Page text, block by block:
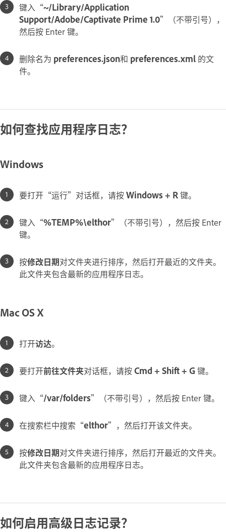
键入“~/Library/Application
Support/Adobe/Captivate Prime 1.0”（不带引号），
然后按 Enter 键。
删除名为 preferences.json和 preferences.xml 的文
件。
如何查找应用程序日志？
Windows
要打开“运行”对话框，请按Windows + R键。
键入“%TEMP%\elthor”（不带引号），然后按 Enter
键。
按修改日期对文件夹进行排序，然后打开最近的文件夹。
此文件夹包含最新的应用程序日志。
Mac OS X
打开访达。
要打开前往文件夹对话框，请按Cmd + Shift + G 键。
键入“/var/folders”（不带引号），然后按 Enter 键。
在搜索栏中搜索“elthor”，然后打开该文件夹。
按修改日期对文件夹进行排序，然后打开最近的文件夹。
此文件夹包含最新的应用程序日志。
如何启用高级日志记录？